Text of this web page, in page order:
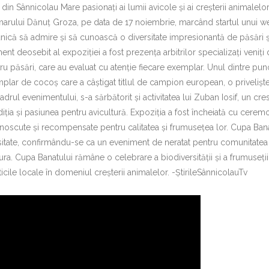
Sânnicolau Mare pasionați ai lumii avicole și ai creșterii animalelor.
Dănuț Groza, pe data de 17 noiembrie, marcând startul unui
să admire și să cunoască o diversitate impresionantă de păsări
deosebit al expoziției a fost prezența arbitrilor specializați veniți
păsări, care au evaluat cu atenție fiecare exemplar. Unul dintre
de cocoș care a câștigat titlul de campion european, o
evenimentului, s-a sărbătorit și activitatea lui Zuban Iosif, un
și pasiunea pentru avicultură. Expoziția a fost încheiată cu
și recompensate pentru calitatea și frumusețea lor. Cupa
confirmându-se ca un eveniment de neratat pentru
Cupa Banatului rămâne o celebrare a biodiversității și a frumuseții
locale în domeniul creșterii animalelor. -ȘtirileSânnicolauTv